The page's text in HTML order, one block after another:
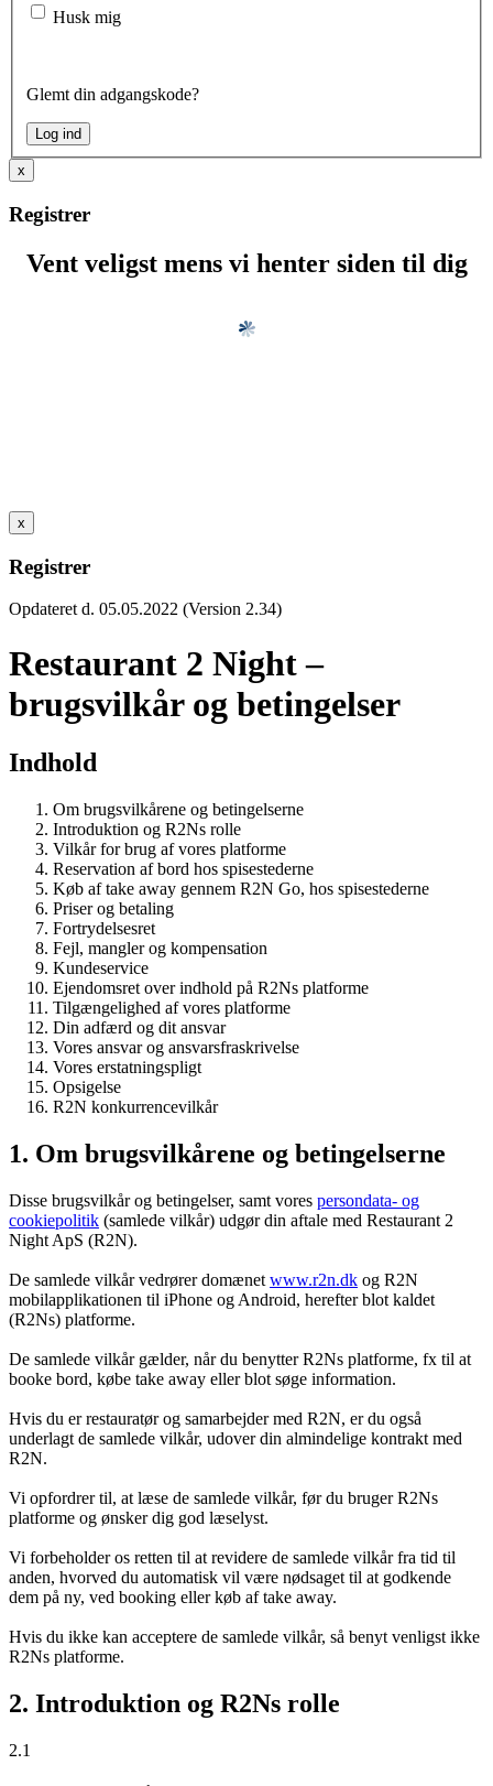
Husk mig
Glemt din adgangskode?
x
Registrer
Vent veligst mens vi henter siden til dig
x
Registrer
Opdateret d. 05.05.2022 (Version 2.34)
Restaurant 2 Night –
brugsvilkår og betingelser
Indhold
Om brugsvilkårene og betingelserne
Introduktion og R2Ns rolle
Vilkår for brug af vores platforme
Reservation af bord hos spisestederne
Køb af take away gennem R2N Go, hos spisestederne
Priser og betaling
Fortrydelsesret
Fejl, mangler og kompensation
Kundeservice
Ejendomsret over indhold på R2Ns platforme
Tilgængelighed af vores platforme
Din adfærd og dit ansvar
Vores ansvar og ansvarsfraskrivelse
Vores erstatningspligt
Opsigelse
R2N konkurrencevilkår
1. Om brugsvilkårene og betingelserne
Disse brugsvilkår og betingelser, samt vores persondata- og
cookiepolitik (samlede vilkår) udgør din aftale med Restaurant 2
Night ApS (R2N).
De samlede vilkår vedrører domænet www.r2n.dk og R2N
mobilapplikationen til iPhone og Android, herefter blot kaldet
(R2Ns) platforme.
De samlede vilkår gælder, når du benytter R2Ns platforme, fx til at
booke bord, købe take away eller blot søge information.
Hvis du er restauratør og samarbejder med R2N, er du også
underlagt de samlede vilkår, udover din almindelige kontrakt med
R2N.
Vi opfordrer til, at læse de samlede vilkår, før du bruger R2Ns
platforme og ønsker dig god læselyst.
Vi forbeholder os retten til at revidere de samlede vilkår fra tid til
anden, hvorved du automatisk vil være nødsaget til at godkende
dem på ny, ved booking eller køb af take away.
Hvis du ikke kan acceptere de samlede vilkår, så benyt venligst ikke
R2Ns platforme.
2. Introduktion og R2Ns rolle
2.1